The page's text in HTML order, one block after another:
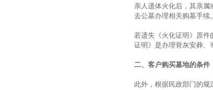
亲人遗体火化后，其亲
去公墓办理相关购墓手续。
若遗失《火化证明》原
证明》是办理骨灰安葬、
二、客户购买墓地的条件
此外，根据民政部门的规